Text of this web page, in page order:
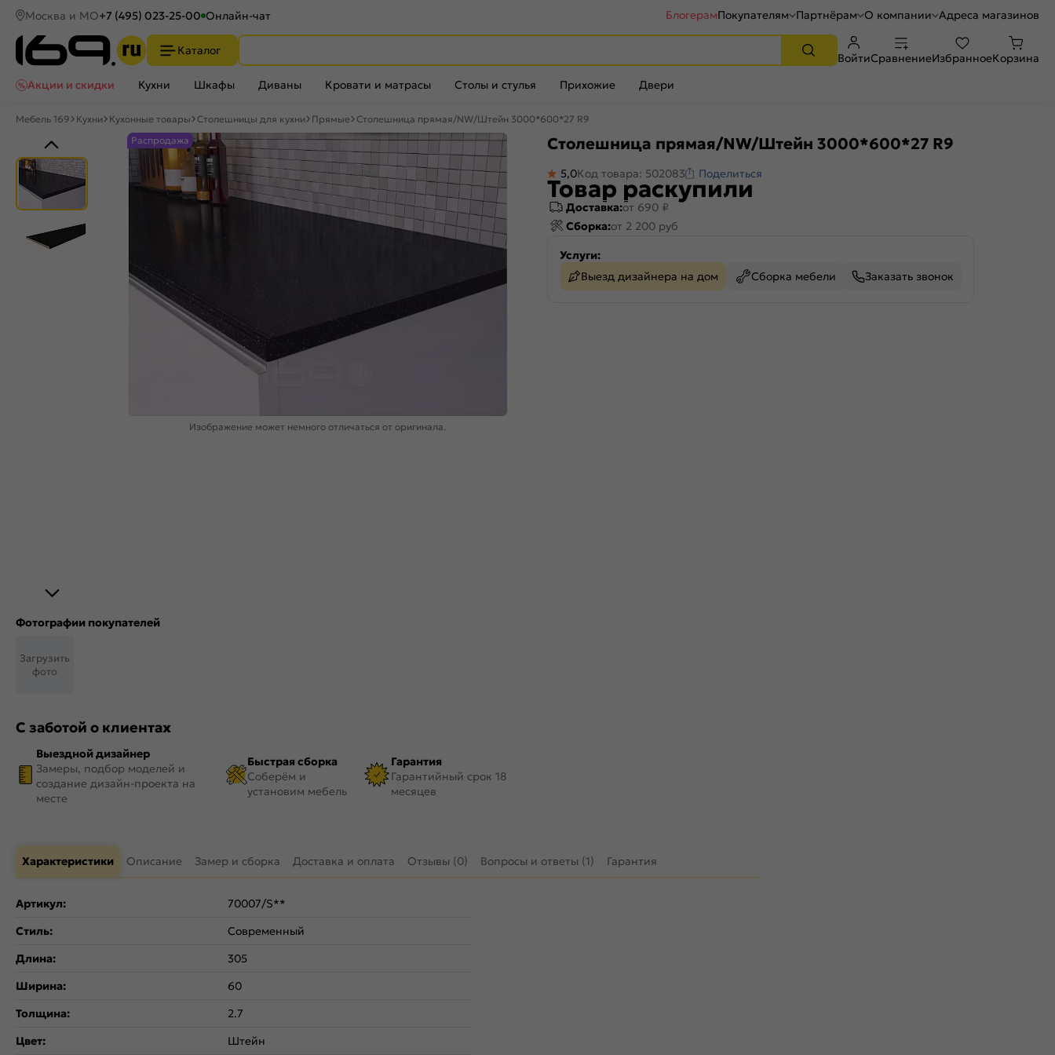
Москва и МО+7 (495) 023-25-00 Онлайн-чат БлогерамПокупателям Партнёрам О компании Адреса магазинов
Каталог
ВойтиСравнениеИзбранноеКорзина
Акции и скидки
Кухни Шкафы Диваны Кровати и матрасы Столы и стулья Прихожие Двери
Мебель 169 Кухни Кухонные товары Столешницы для кухни Прямые
Столешница прямая/NW/Штейн 3000*600*27 R9
Распродажа
Изображение может немного отличаться от оригинала.
Фотографии покупателей
Загрузить
фото
С заботой о клиентах
Выездной дизайнер
Замеры, подбор моделей и
создание дизайн-проекта на
месте
Быстрая сборка
Соберём и
установим мебель
Гарантия
Гарантийный срок 18
месяцев
Столешница прямая/NW/Штейн 3000*600*27 R9
5,0Код товара: 502083 Поделиться
Товар раскупили
Доставка:от 690 ₽
Сборка:от 2 200 руб
Услуги:
Выезд дизайнера на дом
Сборка мебели Заказать звонок
Характеристики Описание Замер и сборка Доставка и оплата Отзывы (0) Вопросы и ответы (1) Гарантия
Артикул:
70007/S**
Стиль:
Современный
Длина:
305
Ширина:
60
Толщина:
2.7
Цвет:
Штейн